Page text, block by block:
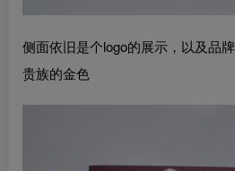
侧面依旧是个logo的展示，以及品
贵族的金色